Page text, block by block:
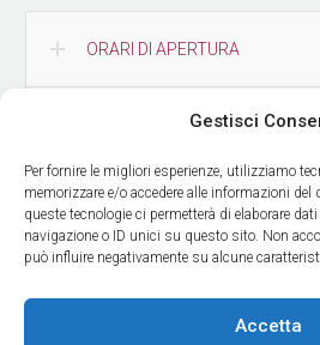
Gestisci
Per fornire le migliori esperienze, utilizziamo
memorizzare e/o accedere alle informazioni
queste tecnologie ci permetterà di elaborare
navigazione o ID unici su questo sito. Non
può influire negativamente su alcune
Accetta
ORARI DI APERTURA
COME RAGGIUNGERCI